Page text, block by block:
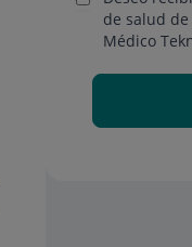
de salud
Médico